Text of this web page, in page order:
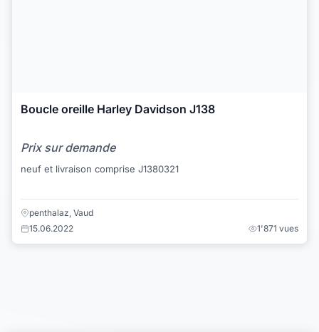
Boucle oreille Harley Davidson J138
Prix sur demande
neuf et livraison comprise J1380321
penthalaz, Vaud
15.06.2022
1'871 vues